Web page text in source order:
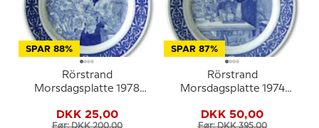
SPAR 88%
Rörstrand
Morsdagsplatte 1978
DKK 25,00
Før: DKK 200,00
SPAR 87%
Rörstrand
Morsdagsplatte 1974
DKK 50,00
Før: DKK 395,00